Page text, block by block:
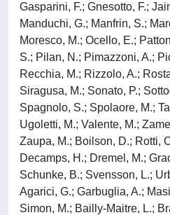
Gasparini, F.; Gnesotto, F.;
Manduchi, G.; Manfrin, S.;
Moresco, M.; Ocello, E.;
S.; Pilan, N.; Pimazzoni, A.;
Recchia, M.; Rizzolo, A.;
Siragusa, M.; Sonato, P.;
Spagnolo, S.; Spolaore, M.;
Ugoletti, M.; Valente, M.;
Zaupa, M.; Boilson, D.; Rotti,
Decamps, H.; Dremel, M.;
Schunke, B.; Svensson, L.;
Agarici, G.; Garbuglia, A.;
Simon, M.; Bailly-Maitre, L.;